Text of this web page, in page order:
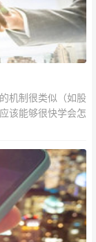
机制很类似（如股
该能够很快学会怎